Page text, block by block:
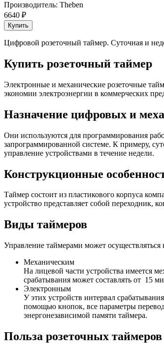
Производитель: Theben
6640 ₽
Цифровой розеточный таймер. Суточная и
Купить розеточный таймер
Электронные и механические розеточные
экономии электроэнергии в коммерческих
Назначение цифровых и
Они используются для программирования
запрограммированной системе. К примеру,
управление устройствами в течение недели.
Конструкционные
Таймер состоит из пластикового корпуса
устройство представляет собой переходник,
Виды таймеров
Управление таймерами может
Механическим
На лицевой части устройства имеется
срабатывания может составлять от 15
Электронным
У этих устройств интервал
помощью кнопок, все параметры
энергонезависимой памяти таймера.
Польза розеточных таймеров